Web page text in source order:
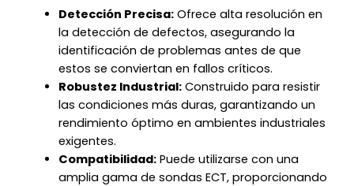
Detección Precisa:Ofrece alta resolución en
la detección de defectos, asegurando la
identificación de problemas antes de que
estos se conviertan en fallos críticos.
Robustez Industrial:Construido para resistir
las condiciones más duras, garantizando un
rendimiento óptimo en ambientes industriales
exigentes.
Compatibilidad:Puede utilizarse con una
amplia gama de sondas ECT, proporcionando